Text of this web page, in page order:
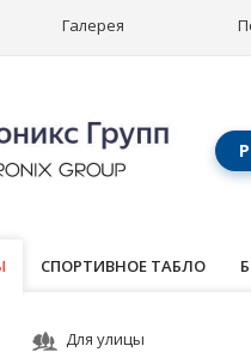
Галерея
СПОРТИВНОЕ ТАБЛО
Для улицы